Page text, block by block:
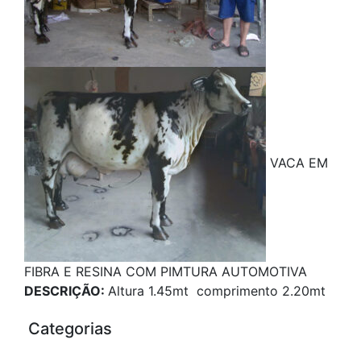
VACA EM
FIBRA E RESINA COM PIMTURA AUTOMOTIVA
DESCRIÇÃO: Altura 1.45mt comprimento 2.20mt
Categorias